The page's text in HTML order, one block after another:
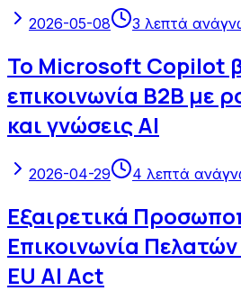
2026-05-08 3 λεπτά
Το Microsoft Copilot
επικοινωνία B2B με
και γνώσεις AI
2026-04-29 4 λεπτά
Εξαιρετικά
Επικοινωνία
EU AI Act